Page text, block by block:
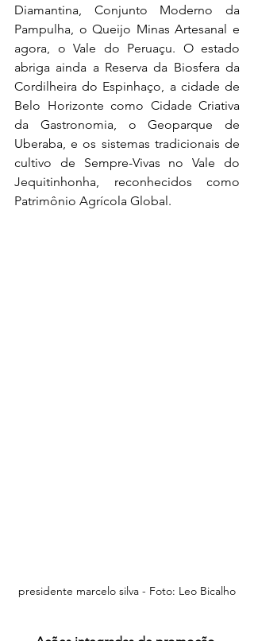
Diamantina, Conjunto Moderno da
Pampulha, o Queijo Minas Artesanal e
agora, o Vale do Peruaçu. O estado
abriga ainda a Reserva da Biosfera da
Cordilheira do Espinhaço, a cidade de
Belo Horizonte como Cidade Criativa
da Gastronomia, o Geoparque de
Uberaba, e os sistemas tradicionais de
cultivo de Sempre-Vivas no Vale do
Jequitinhonha, reconhecidos como
Patrimônio Agrícola Global.
presidente marcelo silva - Foto: Leo Bicalho